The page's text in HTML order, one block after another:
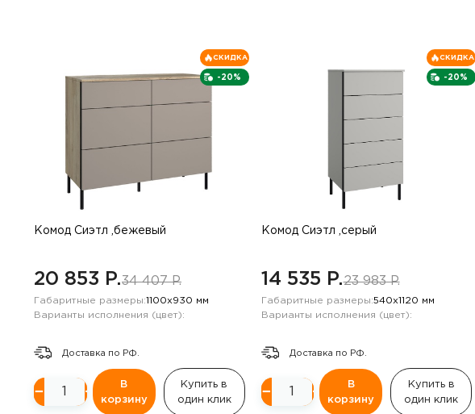
-20%
СКИДКА
Комод Сиэтл ,бежевый
20 853 P.34 407 P.
Габаритные размеры:1100х930 мм
Варианты исполнения (цвет):
Доставка по РФ.
− +
В
корзину
Купить в
один клик
-20%
СКИДКА
Комод Сиэтл ,серый
14 535 P.23 983 P.
Габаритные размеры:540х1120 мм
Варианты исполнения (цвет):
Доставка по РФ.
− +
В
корзину
Купить в
один клик